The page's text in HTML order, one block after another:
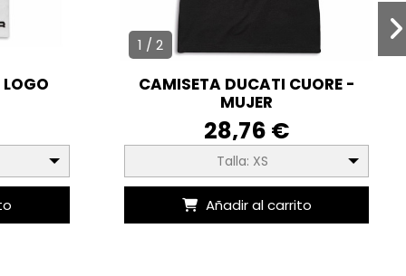
1 / 2
CAMISETA DUCATI CUORE -
MUJER
28,76 €
Talla: XS
Añadir al carrito